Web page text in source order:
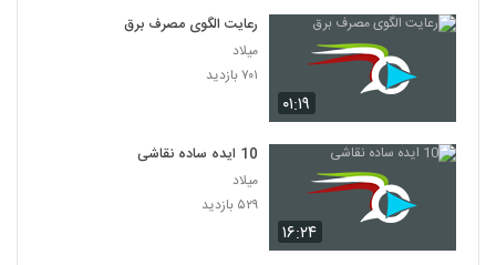
۰۱:۱۹
رعایت الگوی مصرف برق
میلاد
۷۰۱ بازدید
۱۶:۲۴
10 ایده ساده نقاشی
میلاد
۵۲۹ بازدید